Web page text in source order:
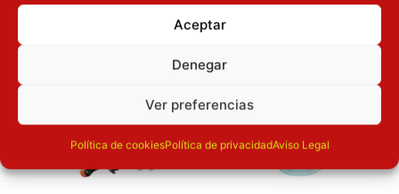
Aceptar
Denegar
Ver preferencias
Política de cookiesPolítica de privacidadAviso Legal
El precio original era: 32.90€.
El precio actual es: 26.32€.